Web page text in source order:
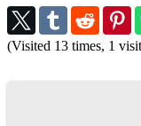
(Visited 13 times, 1